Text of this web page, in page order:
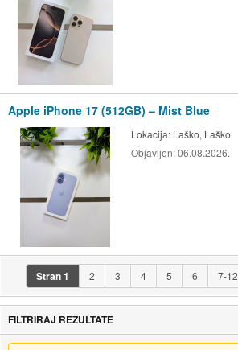
Apple iPhone 17 (512GB) – Mist Blue
Lokacija: Laško, Laško
Objavljen:06.08.2026.
Stran1 2 3 4 5 6 7-12
FILTRIRAJ REZULTATE